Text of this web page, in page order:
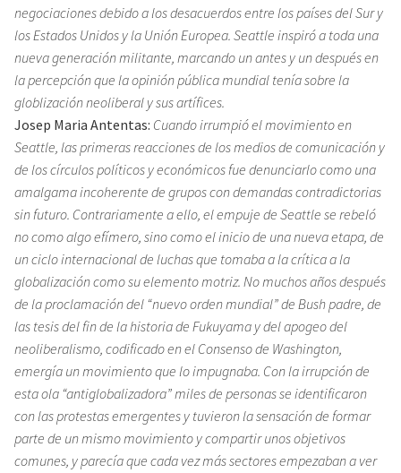
negociaciones debido a los desacuerdos entre los países del Sur y
los Estados Unidos y la Unión Europea. Seattle inspiró a toda una
nueva generación militante, marcando un antes y un después en
la percepción que la opinión pública mundial tenía sobre la
globlización neoliberal y sus artífices.
Josep Maria Antentas: Cuando irrumpió el movimiento en
Seattle, las primeras reacciones de los medios de comunicación y
de los círculos políticos y económicos fue denunciarlo como una
amalgama incoherente de grupos con demandas contradictorias
sin futuro. Contrariamente a ello, el empuje de Seattle se rebeló
no como algo efímero, sino como el inicio de una nueva etapa, de
un ciclo internacional de luchas que tomaba a la crítica a la
globalización como su elemento motriz. No muchos años después
de la proclamación del “nuevo orden mundial” de Bush padre, de
las tesis del fin de la historia de Fukuyama y del apogeo del
neoliberalismo, codificado en el Consenso de Washington,
emergía un movimiento que lo impugnaba. Con la irrupción de
esta ola “antiglobalizadora” miles de personas se identificaron
con las protestas emergentes y tuvieron la sensación de formar
parte de un mismo movimiento y compartir unos objetivos
comunes, y parecía que cada vez más sectores empezaban a ver